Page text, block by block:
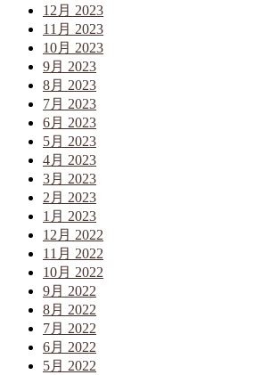
12月 2023
11月 2023
10月 2023
9月 2023
8月 2023
7月 2023
6月 2023
5月 2023
4月 2023
3月 2023
2月 2023
1月 2023
12月 2022
11月 2022
10月 2022
9月 2022
8月 2022
7月 2022
6月 2022
5月 2022